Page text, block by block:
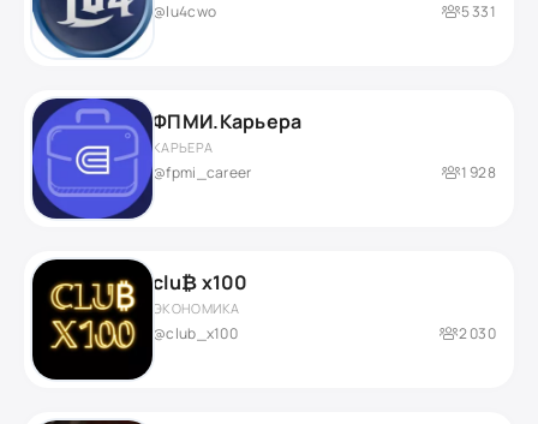
@lu4cwo 5 331
ФПМИ.Карьера
КАРЬЕРА
@fpmi_career 1 928
clu₿ x100
ЭКОНОМИКА
@club_x100 2 030